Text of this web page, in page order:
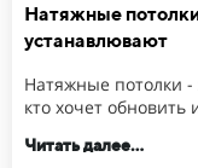
Натяжные
устанавлювают
Натяжные потолки
кто хочет обновить
Читать далее...